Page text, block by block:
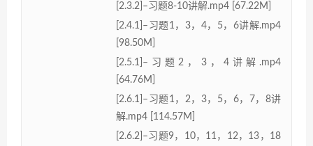
[2.3.2]–习题8-10讲解.mp4 [67.22M]
[2.4.1]–习题1，3，4，5，6讲解.mp4
[98.50M]
[2.5.1]–习题2，3，4讲解.mp4
[64.76M]
[2.6.1]–习题1，2，3，5，6，7，8讲
解.mp4 [114.57M]
[2.6.2]–习题9，10，11，12，13，18